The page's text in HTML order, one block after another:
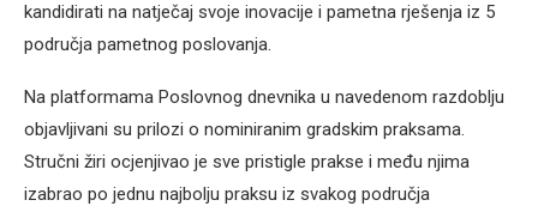
kandidirati na natječaj svoje inovacije i pametna rješenja iz 5
područja pametnog poslovanja.
Na platformama Poslovnog dnevnika u navedenom razdoblju
objavljivani su prilozi o nominiranim gradskim praksama.
Stručni žiri ocjenjivao je sve pristigle prakse i među njima
izabrao po jednu najbolju praksu iz svakog područja